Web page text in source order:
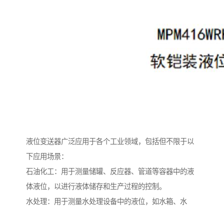
液位变送器广泛应用于各个工业领域，包括但不限于以
下应用场景：
石油化工：用于测量储罐、反应器、管道等容器中的液
体液位，以进行液体储存和生产过程的控制。
水处理：用于测量水处理设备中的液位，如水箱、水